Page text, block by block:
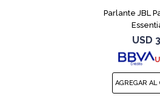
Parlante JBL
USD